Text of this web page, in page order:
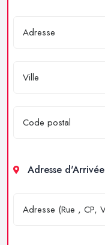
Adresse d'Arrivée